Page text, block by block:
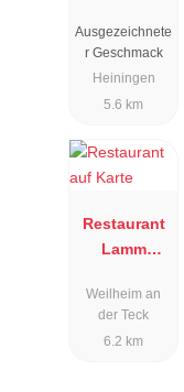
Ausgezeichnete
r Geschmack
Heiningen
5.6 km
Restaurant
Lamm
Weilheim an
der Teck
6.2 km